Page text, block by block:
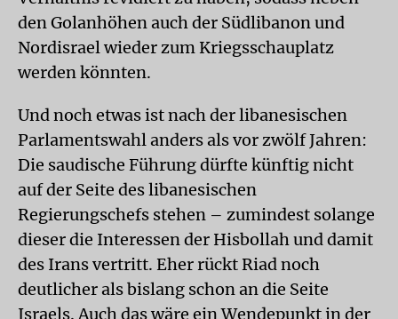
den Golanhöhen auch der Südlibanon und
Nordisrael wieder zum Kriegsschauplatz
werden könnten.
Und noch etwas ist nach der libanesischen
Parlamentswahl anders als vor zwölf Jahren:
Die saudische Führung dürfte künftig nicht
auf der Seite des libanesischen
Regierungschefs stehen – zumindest solange
dieser die Interessen der Hisbollah und damit
des Irans vertritt. Eher rückt Riad noch
deutlicher als bislang schon an die Seite
Israels. Auch das wäre ein Wendepunkt in der